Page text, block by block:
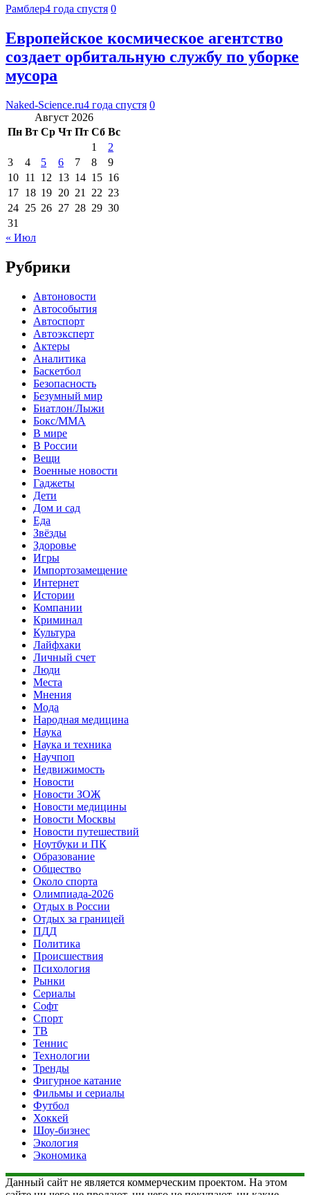
Рамблер4 года спустя 0
Европейское космическое агентство
создает орбитальную службу по уборке
мусора
Naked-Science.ru4 года спустя 0
Август 2026
Пн Вт Ср Чт Пт Сб Вс
1
2
3
4 5 6 7 8
9
10 11 12 13 14 15 16
17 18 19 20 21 22 23
24 25 26 27 28 29 30
31
« Июл
Рубрики
Автоновости
Автособытия
Автоспорт
Автоэксперт
Актеры
Аналитика
Баскетбол
Безопасность
Безумный мир
Биатлон/Лыжи
Бокс/MMA
В мире
В России
Вещи
Военные новости
Гаджеты
Дети
Дом и сад
Еда
Звёзды
Здоровье
Игры
Импортозамещение
Интернет
Истории
Компании
Криминал
Культура
Лайфхаки
Личный счет
Люди
Места
Мнения
Мода
Народная медицина
Наука
Наука и техника
Научпоп
Недвижимость
Новости
Новости ЗОЖ
Новости медицины
Новости Москвы
Новости путешествий
Ноутбуки и ПК
Образование
Общество
Около спорта
Олимпиада-2026
Отдых в России
Отдых за границей
ПДД
Политика
Происшествия
Психология
Рынки
Сериалы
Софт
Спорт
ТВ
Теннис
Технологии
Тренды
Фигурное катание
Фильмы и сериалы
Футбол
Хоккей
Шоу-бизнес
Экология
Экономика
Данный сайт не является коммерческим проектом. На этом